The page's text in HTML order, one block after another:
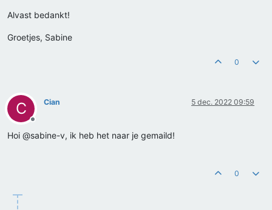
Alvast bedankt!
Groetjes, Sabine
0
C
Offline
Cian 5 dec. 2022 09:59
Hoi @sabine-v, ik heb het naar je gemaild!
0